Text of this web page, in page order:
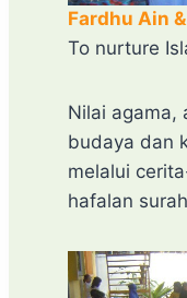
Fardhu Ain
To nurture
Nilai agama,
budaya dan
melalui
hafalan